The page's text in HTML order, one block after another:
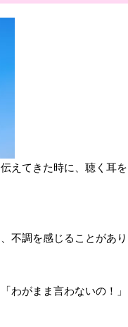
えてきた時に、聴く耳を
不調を感じることがあり
わがまま言わないの！」